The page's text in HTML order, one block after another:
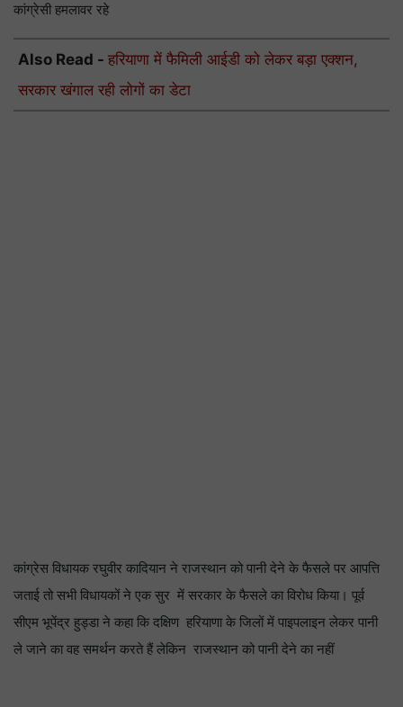
कांग्रेसी हमलावर रहे
Also Read - हरियाणा में फैमिली आईडी को लेकर बड़ा एक्शन,
सरकार खंगाल रही लोगों का डेटा
कांग्रेस विधायक रघुवीर कादियान ने राजस्थान को पानी देने के फैसले पर आपत्ति
जताई तो सभी विधायकों ने एक सुर में सरकार के फैसले का विरोध किया। पूर्व
सीएम भूपेंद्र हुड्डा ने कहा कि दक्षिण हरियाणा के जिलों में पाइपलाइन लेकर पानी
ले जाने का वह समर्थन करते हैं लेकिन राजस्थान को पानी देने का नहीं